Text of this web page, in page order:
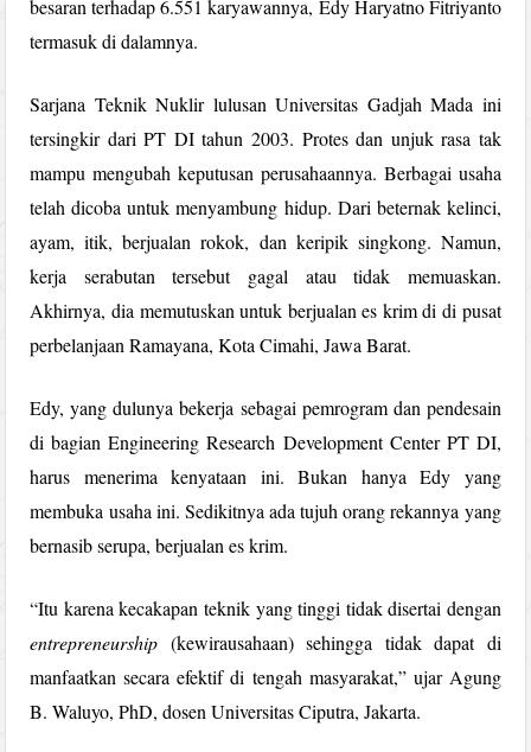
besaran terhadap 6.551 karyawannya, Edy Haryatno Fitriyanto
termasuk di dalamnya.
Sarjana Teknik Nuklir lulusan Universitas Gadjah Mada ini
tersingkir dari PT DI tahun 2003. Protes dan unjuk rasa tak
mampu mengubah keputusan perusahaannya. Berbagai usaha
telah dicoba untuk menyambung hidup. Dari beternak kelinci,
ayam, itik, berjualan rokok, dan keripik singkong. Namun,
kerja serabutan tersebut gagal atau tidak memuaskan.
Akhirnya, dia memutuskan untuk berjualan es krim di di pusat
perbelanjaan Ramayana, Kota Cimahi, Jawa Barat.
Edy, yang dulunya bekerja sebagai pemrogram dan pendesain
di bagian Engineering Research Development Center PT DI,
harus menerima kenyataan ini. Bukan hanya Edy yang
membuka usaha ini. Sedikitnya ada tujuh orang rekannya yang
bernasib serupa, berjualan es krim.
“Itu karena kecakapan teknik yang tinggi tidak disertai dengan
entrepreneurship (kewirausahaan) sehingga tidak dapat di
manfaatkan secara efektif di tengah masyarakat,” ujar Agung
B. Waluyo, PhD, dosen Universitas Ciputra, Jakarta.